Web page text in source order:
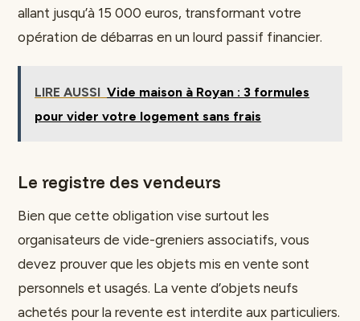
allant jusqu’à 15 000 euros, transformant votre
opération de débarras en un lourd passif financier.
LIRE AUSSI Vide maison à Royan : 3 formules
pour vider votre logement sans frais
Le registre des vendeurs
Bien que cette obligation vise surtout les
organisateurs de vide-greniers associatifs, vous
devez prouver que les objets mis en vente sont
personnels et usagés. La vente d’objets neufs
achetés pour la revente est interdite aux particuliers.